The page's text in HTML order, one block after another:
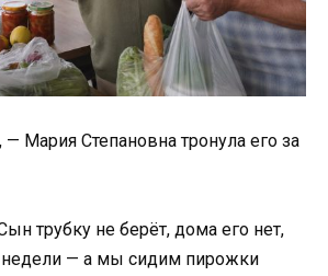
Мария Степановна тронула его за
трубку не берёт, дома его нет,
недели — а мы сидим пирожки